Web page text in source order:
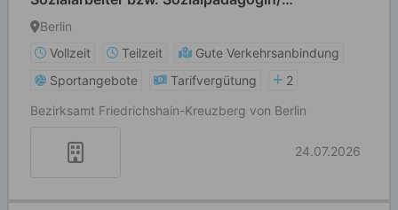
Sozialpädagoge bzw. Sozialoberinspektorin /
Sozialpädagogischen Dienst (m/w/d)
Berlin
Vollzeit
Teilzeit
Gute Verkehrsanbindung
Sportangebote
Tarifvergütung
2
Bezirksamt Friedrichshain-Kreuzberg von Berlin
24.07.2026